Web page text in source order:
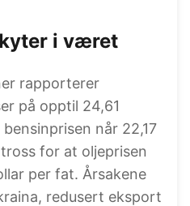
i været
rapporterer
på opptil 24,61
når 22,17
for at oljeprisen
per fat. Årsakene
redusert eksport